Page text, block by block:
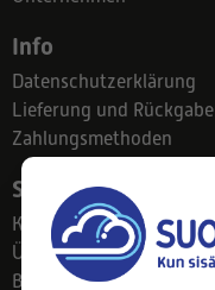
Info
Datenschutzerklärung
Lieferung und Rückgabe
Zahlungsmethoden
Suodatinkeskus
Kontakt
Über uns
Blog